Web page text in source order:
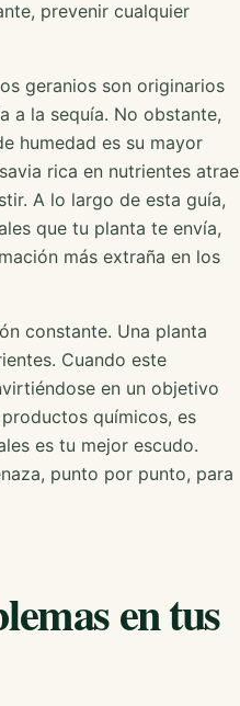
prevenir cualquier
geranios son originarios
a la sequía. No obstante,
humedad es su mayor
rica en nutrientes atrae
A lo largo de esta guía,
que tu planta te envía,
más extraña en los
constante. Una planta
Cuando este
en un objetivo
químicos, es
es tu mejor escudo.
punto por punto, para
en tus